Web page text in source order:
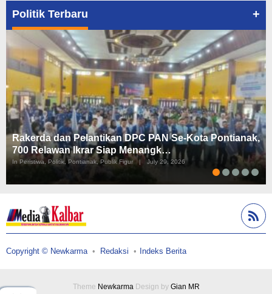
Politik Terbaru +
Rakerda dan Pelantikan DPC PAN Se-Kota Pontianak,
700 Relawan Ikrar Siap Menangk…
In Peristiwa, Politik, Pontianak, Publik Figur | July 29, 2026
Copyright © Newkarma Redaksi Indeks Berita
Theme NewkarmaDesign by Gian MR